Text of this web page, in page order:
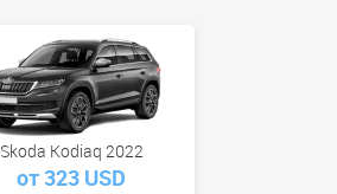
Skoda Kodiaq 2022
от 323 USD